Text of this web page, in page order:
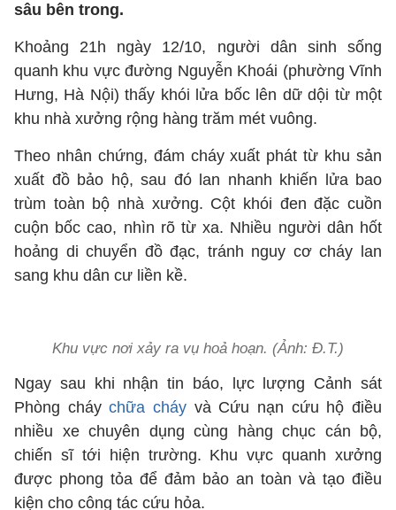
sâu bên trong.
Khoảng 21h ngày 12/10, người dân sinh sống
quanh khu vực đường Nguyễn Khoái (phường Vĩnh
Hưng, Hà Nội) thấy khói lửa bốc lên dữ dội từ một
khu nhà xưởng rộng hàng trăm mét vuông.
Theo nhân chứng, đám cháy xuất phát từ khu sản
xuất đồ bảo hộ, sau đó lan nhanh khiến lửa bao
trùm toàn bộ nhà xưởng. Cột khói đen đặc cuồn
cuộn bốc cao, nhìn rõ từ xa. Nhiều người dân hốt
hoảng di chuyển đồ đạc, tránh nguy cơ cháy lan
sang khu dân cư liền kề.
Khu vực nơi xảy ra vụ hoả hoạn. (Ảnh: Đ.T.)
Ngay sau khi nhận tin báo, lực lượng Cảnh sát
Phòng cháychữa cháy và Cứu nạn cứu hộ điều
nhiều xe chuyên dụng cùng hàng chục cán bộ,
chiến sĩ tới hiện trường. Khu vực quanh xưởng
được phong tỏa để đảm bảo an toàn và tạo điều
kiện cho công tác cứu hỏa.